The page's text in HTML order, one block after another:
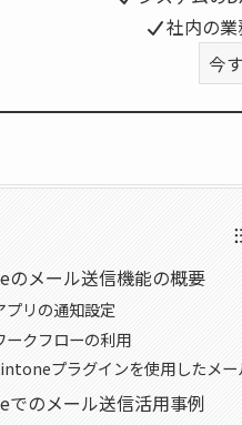
社内の
今
のメール送信機能の概要
プリの通知設定
ークフローの利用
プラグインを使用したメー
のメール送信活用事例